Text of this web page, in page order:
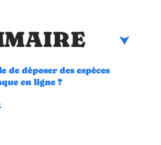
de déposer des espèces
en ligne ?